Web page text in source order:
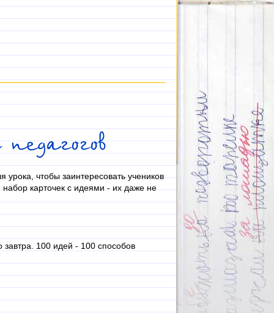
урока, чтобы заинтересовать учеников
карточек с идеями - их даже не
100 идей - 100 способов